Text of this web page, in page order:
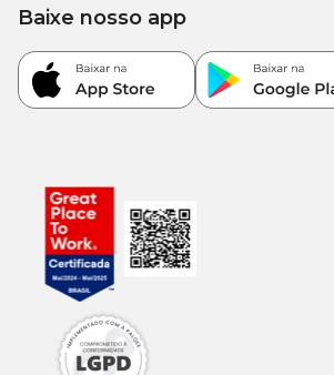
Baixe nosso app